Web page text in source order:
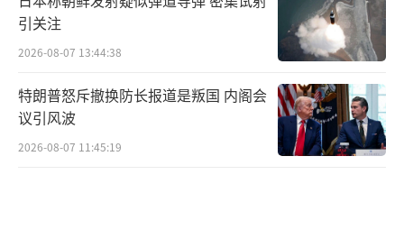
引关注
2026-08-07 13:44:38
特朗普怒斥撤换防长报道是叛国 内阁会
议引风波
2026-08-07 11:45:19